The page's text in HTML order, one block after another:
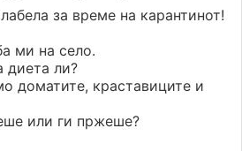
за време на карантинот!
ми на село.
диета ли?
доматите, краставиците и
или ги пржеше?